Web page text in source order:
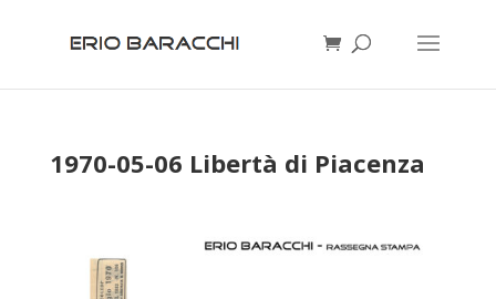
1970-05-06 Libertà di Piacenza